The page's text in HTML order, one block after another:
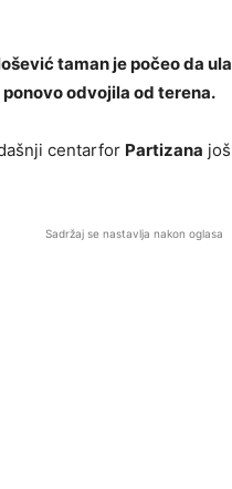
taman je počeo da
odvojila od terena.
centarfor Partizana
Sadržaj se nastavlja nakon oglasa